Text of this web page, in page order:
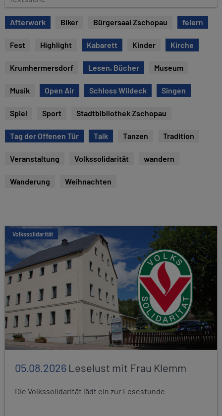
e
x
t
Afterwork Biker Bürgersaal Zschopau feiern
Fest Highlight Kabarett Kinder Kirche
Krumhermersdorf Lesen, Bücher Museum
Musik Open Air Schloss Wildeck Singen
Spiel Sport Stadtbibliothek Zschopau
Tag der Offenen Tür Talk Tanzen Tradition
Veranstaltung Volkssolidarität wandern
Wanderung Weihnachten
Volkssolidarität
05.08.2026 Leselust mit Frau Klemm
Die Volkssolidarität lädt ein zur Lesestunde